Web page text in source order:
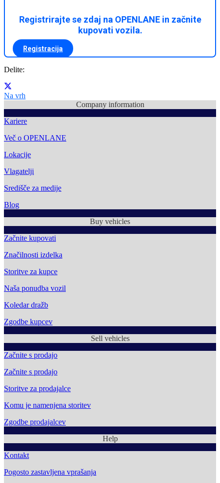
Registrirajte se zdaj na OPENLANE in začnite
kupovati vozila.
Registracija
Delite:
Na vrh
Company information
Kariere
Več o OPENLANE
Lokacije
Vlagatelji
Središče za medije
Blog
Buy vehicles
Začnite kupovati
Značilnosti izdelka
Storitve za kupce
Naša ponudba vozil
Koledar dražb
Zgodbe kupcev
Sell vehicles
Začnite s prodajo
Začnite s prodajo
Storitve za prodajalce
Komu je namenjena storitev
Zgodbe prodajalcev
Help
Kontakt
Pogosto zastavljena vprašanja